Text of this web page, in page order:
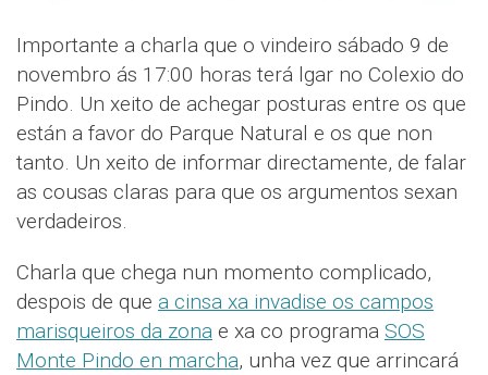
Importante a charla que o vindeiro sábado 9 de
novembro ás 17:00 horas terá lgar no Colexio do
Pindo. Un xeito de achegar posturas entre os que
están a favor do Parque Natural e os que non
tanto. Un xeito de informar directamente, de falar
as cousas claras para que os argumentos sexan
verdadeiros.
Charla que chega nun momento complicado,
despois de que a cinsa xa invadise os campos
marisqueiros da zona e xa co programa SOS
Monte Pindo en marcha, unha vez que arrincará